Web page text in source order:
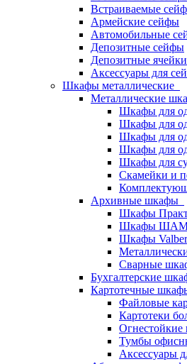
Встраиваемые
Армейские сейфы
Автомобильные
Депозитные сейфы
Депозитные ячейки
Аксессуары для
Шкафы металлические
Металлические
Шкафы для
Шкафы для
Шкафы для
Шкафы для
Шкафы для
Скамейки и
Архивные шкафы
Шкафы
Шкафы
Шкафы
Сварные
Бухгалтерские
Картотечные
Файловые
Картотеки
Огнестойкие
Тумбы
Аксессуары